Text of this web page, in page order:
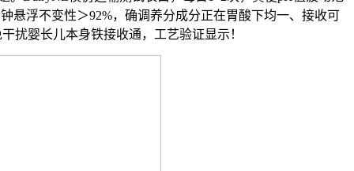
悬浮不变性＞92%，确调养分成分正在胃酸下均一、接收可
扰婴长儿本身铁接收通，工艺验证显示！